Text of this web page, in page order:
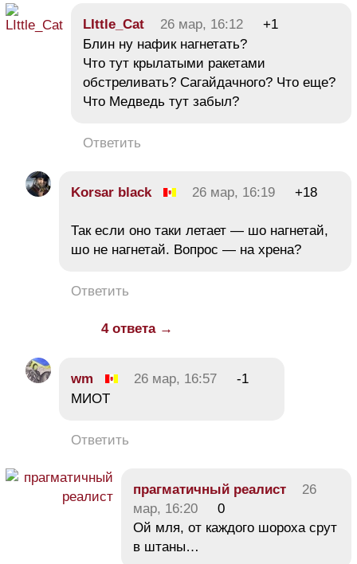
LIttle_Cat 26 мар, 16:12
+1
Блин ну нафик нагнетать?
Что тут крылатыми ракетами
обстреливать? Сагайдачного? Что еще?
Что Медведь тут забыл?
Ответить
Korsar black 26 мар, 16:19 +18
Так если оно таки летает — шо нагнетай,
шо не нагнетай. Вопрос — на хрена?
Ответить
4 ответа →
wm 26 мар, 16:57
-1
МИОТ
Ответить
прагматичный реалист
26
мар, 16:20
0
Ой мля, от каждого шороха срут
в штаны…